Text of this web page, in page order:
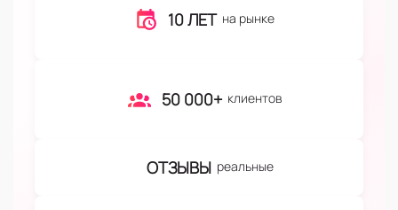
10 ЛЕТ на рынке
50 000+ клиентов
ОТЗЫВЫ реальные